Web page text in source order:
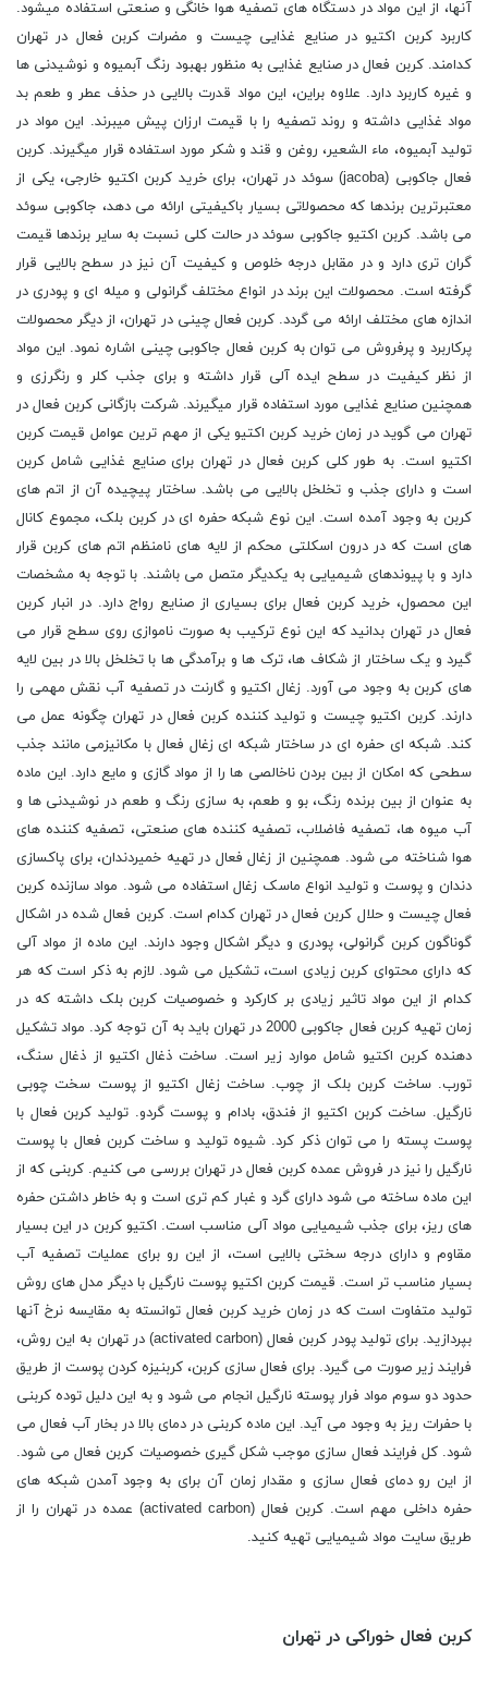
آنها، از این مواد در دستگاه های تصفیه هوا خانگی و صنعتی استفاده میشود.
کاربرد کربن اکتیو در صنایع غذایی چیست و مضرات کربن فعال در تهران
کدامند. کربن فعال در صنایع غذایی به منظور بهبود رنگ آبمیوه و نوشیدنی ها
و غیره کاربرد دارد. علاوه براین، این مواد قدرت بالایی در حذف عطر و طعم بد
مواد غذایی داشته و روند تصفیه را با قیمت ارزان پیش میبرند. این مواد در
تولید آبمیوه، ماء الشعیر، روغن و قند و شکر مورد استفاده قرار میگیرند. کربن
فعال جاکوبی (jacoba) سوئد در تهران، برای خرید کربن اکتیو خارجی، یکی از
معتبرترین برندها که محصولاتی بسیار باکیفیتی ارائه می دهد، جاکوبی سوئد
می باشد. کربن اکتیو جاکوبی سوئد در حالت کلی نسبت به سایر برندها قیمت
گران تری دارد و در مقابل درجه خلوص و کیفیت آن نیز در سطح بالایی قرار
گرفته است. محصولات این برند در انواع مختلف گرانولی و میله ای و پودری در
اندازه های مختلف ارائه می گردد. کربن فعال چینی در تهران، از دیگر محصولات
پرکاربرد و پرفروش می توان به کربن فعال جاکوبی چینی اشاره نمود. این مواد
از نظر کیفیت در سطح ایده آلی قرار داشته و برای جذب کلر و رنگرزی و
همچنین صنایع غذایی مورد استفاده قرار میگیرند. شرکت بازگانی کربن فعال در
تهران می گوید در زمان خرید کربن اکتیو یکی از مهم ترین عوامل قیمت کربن
اکتیو است. به طور کلی کربن فعال در تهران برای صنایع غذایی شامل کربن
است و دارای جذب و تخلخل بالایی می باشد. ساختار پیچیده آن از اتم های
کربن به وجود آمده است. این نوع شبکه حفره ای در کربن بلک، مجموع کانال
های است که در درون اسکلتی محکم از لایه های نامنظم اتم های کربن قرار
دارد و با پیوندهای شیمیایی به یکدیگر متصل می باشند. با توجه به مشخصات
این محصول، خرید کربن فعال برای بسیاری از صنایع رواج دارد. در انبار کربن
فعال در تهران بدانید که این نوع ترکیب به صورت ناموازی روی سطح قرار می
گیرد و یک ساختار از شکاف ها، ترک ها و برآمدگی ها با تخلخل بالا در بین لایه
های کربن به وجود می آورد. زغال اکتیو و گارنت در تصفیه آب نقش مهمی را
دارند. کربن اکتیو چیست و تولید کننده کربن فعال در تهران چگونه عمل می
کند. شبکه ای حفره ای در ساختار شبکه ای زغال فعال با مکانیزمی مانند جذب
سطحی که امکان از بین بردن ناخالصی ها را از مواد گازی و مایع دارد. این ماده
به عنوان از بین برنده رنگ، بو و طعم، به سازی رنگ و طعم در نوشیدنی ها و
آب میوه ها، تصفیه فاضلاب، تصفیه کننده های صنعتی، تصفیه کننده های
هوا شناخته می شود. همچنین از زغال فعال در تهیه خمیردندان، برای پاکسازی
دندان و پوست و تولید انواع ماسک زغال استفاده می شود. مواد سازنده کربن
فعال چیست و حلال کربن فعال در تهران کدام است. کربن فعال شده در اشکال
گوناگون کربن گرانولی، پودری و دیگر اشکال وجود دارند. این ماده از مواد آلی
که دارای محتوای کربن زیادی است، تشکیل می شود. لازم به ذکر است که هر
کدام از این مواد تاثیر زیادی بر کارکرد و خصوصیات کربن بلک داشته که در
زمان تهیه کربن فعال جاکوبی 2000 در تهران باید به آن توجه کرد. مواد تشکیل
دهنده کربن اکتیو شامل موارد زیر است. ساخت ذغال اکتیو از ذغال سنگ،
تورب. ساخت کربن بلک از چوب. ساخت زغال اکتیو از پوست سخت چوبی
نارگیل. ساخت کربن اکتیو از فندق، بادام و پوست گردو. تولید کربن فعال با
پوست پسته را می توان ذکر کرد. شیوه تولید و ساخت کربن فعال با پوست
نارگیل را نیز در فروش عمده کربن فعال در تهران بررسی می کنیم. کربنی که از
این ماده ساخته می شود دارای گرد و غبار کم تری است و به خاطر داشتن حفره
های ریز، برای جذب شیمیایی مواد آلی مناسب است. اکتیو کربن در این بسیار
مقاوم و دارای درجه سختی بالایی است، از این رو برای عملیات تصفیه آب
بسیار مناسب تر است. قیمت کربن اکتیو پوست نارگیل با دیگر مدل های روش
تولید متفاوت است که در زمان خرید کربن فعال توانسته به مقایسه نرخ آنها
بپردازید. برای تولید پودر کربن فعال (activated carbon) در تهران به این روش،
فرایند زیر صورت می گیرد. برای فعال سازی کربن، کربنیزه کردن پوست از طریق
حدود دو سوم مواد فرار پوسته نارگیل انجام می شود و به این دلیل توده کربنی
با حفرات ریز به وجود می آید. این ماده کربنی در دمای بالا در بخار آب فعال می
شود. کل فرایند فعال سازی موجب شکل گیری خصوصیات کربن فعال می شود.
از این رو دمای فعال سازی و مقدار زمان آن برای به وجود آمدن شبکه های
حفره داخلی مهم است. کربن فعال (activated carbon) عمده در تهران را از
طریق سایت مواد شیمیایی تهیه کنید.
کربن فعال خوراکی در تهران